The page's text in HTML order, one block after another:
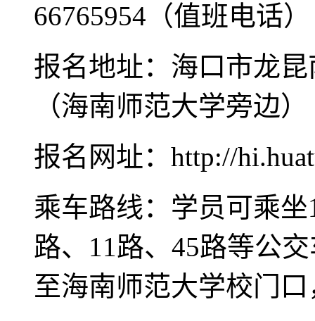
66765954（值班电话）
报名地址：海口市龙
（海南师范大学旁边）
报名网址：http://
乘车路线：学员可乘
路、11路、45路等公
至海南师范大学校门